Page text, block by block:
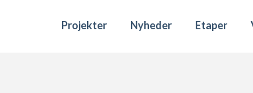
Projekter Nyheder Etaper